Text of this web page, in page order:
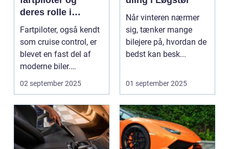
deres rolle i
sikkerhed
Fartpiloter, også kendt
som cruise control, er
blevet en fast del af
moderne biler.
Systemet g...
02 september 2025
Når vinteren nærmer
sig, tænker mange
bilejere på, hvordan de
bedst kan besk...
01 september 2025